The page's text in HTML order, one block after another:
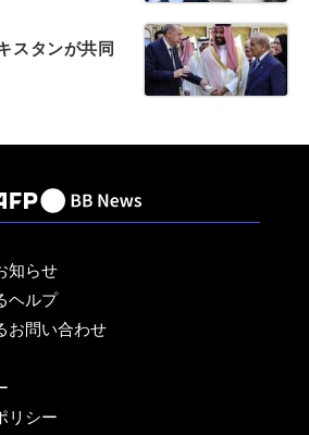
スタンが共同
知らせ
ヘルプ
お問い合わせ
リシー